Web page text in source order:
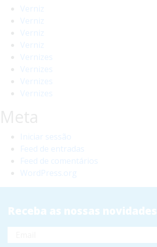
Verniz
Verniz
Verniz
Verniz
Vernizes
Vernizes
Vernizes
Vernizes
Iniciar sessão
Feed de entradas
Feed de comentários
WordPress.org
Receba as nossas novidades